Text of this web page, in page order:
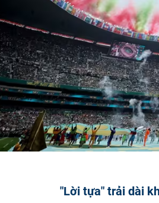
"Lời tựa" trải dài